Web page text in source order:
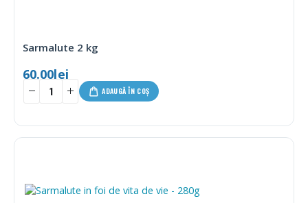
Sarmalute 2 kg
60.00lei
ADAUGĂ ÎN COȘ